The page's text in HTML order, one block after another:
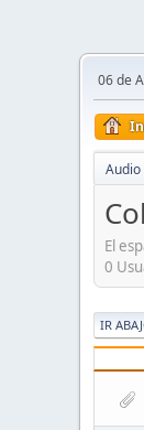
06 de
Audio
El
0
IR